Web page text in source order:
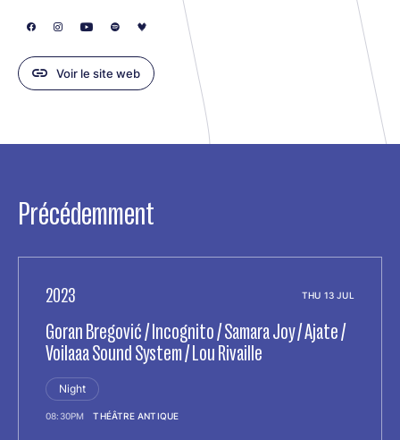
Voir le site web
Précédemment
2023 THU 13 JUL
Goran Bregović / Incognito / Samara Joy / Ajate /
Voilaaa Sound System / Lou Rivaille
Night
08:30PM THÉÂTRE ANTIQUE